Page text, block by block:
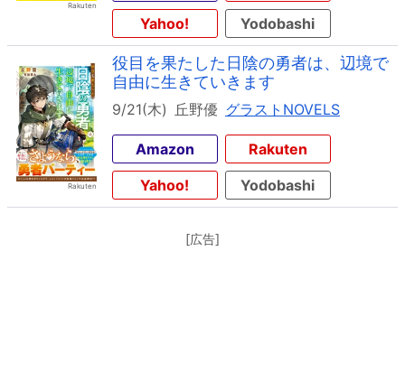
Yahoo!
Yodobashi
役目を果たした日陰の勇者は、辺境で
自由に生きていきます
9/21(木) 丘野優 グラストNOVELS
Amazon
Rakuten
Yahoo!
Yodobashi
[広告]